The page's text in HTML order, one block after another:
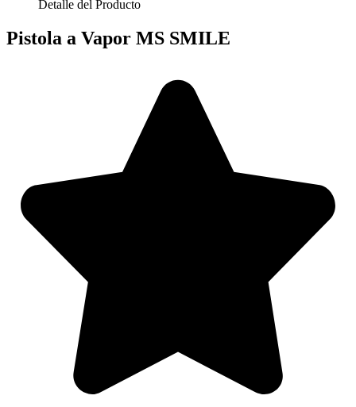
Detalle del Producto
Pistola a Vapor MS SMILE